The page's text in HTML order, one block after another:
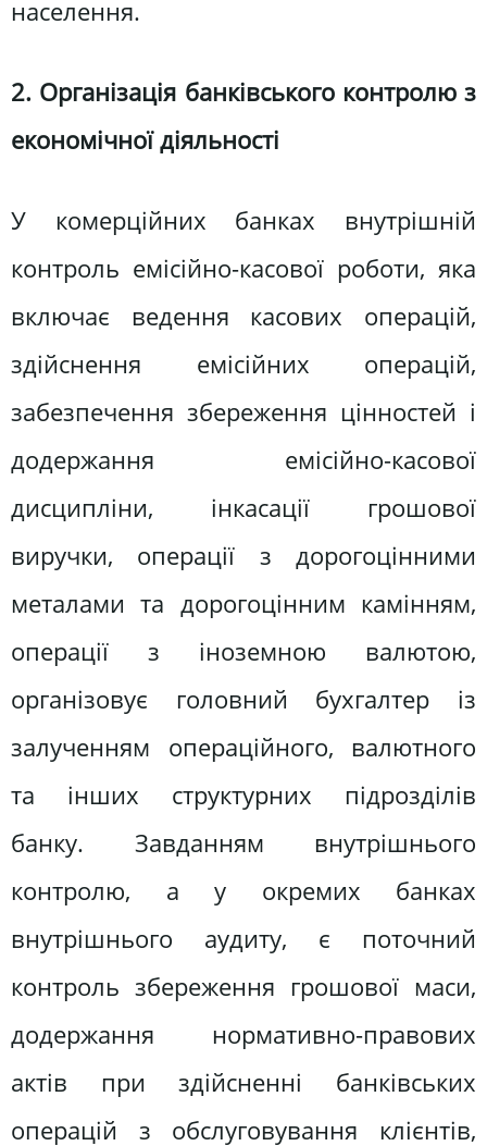
населення.
2. Організація банківського контролю з
економічної діяльності
У комерційних банках внутрішній
контроль емісійно-касової роботи, яка
включає ведення касових операцій,
здійснення емісійних операцій,
забезпечення збереження цінностей і
додержання емісійно-касової
дисципліни, інкасації грошової
виручки, операції з дорогоцінними
металами та дорогоцінним камінням,
операції з іноземною валютою,
організовує головний бухгалтер із
залученням операційного, валютного
та інших структурних підрозділів
банку. Завданням внутрішнього
контролю, а у окремих банках
внутрішнього аудиту, є поточний
контроль збереження грошової маси,
додержання нормативно-правових
актів при здійсненні банківських
операцій з обслуговування клієнтів,